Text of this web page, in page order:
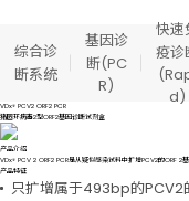
综合诊
断系统
基因诊
断(PC
R)
快速
疫诊
d)
VDx® PCV2 ORF2 PCR
猪圆环病毒2型ORF2基因诊断试剂盒
产品介绍
VDx® PCV 2 ORF2 PCR是从疑似感染试料中扩增PCV2的ORF 2
产品特征
只扩增属于493bp的PCV2